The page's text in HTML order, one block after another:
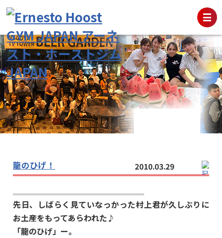
龍のひげ！ 2010.03.29
先日、しばらく見ていなっかった村上君が久しぶりに
お土産をもってあらわれた♪
「龍のひげ」ー。